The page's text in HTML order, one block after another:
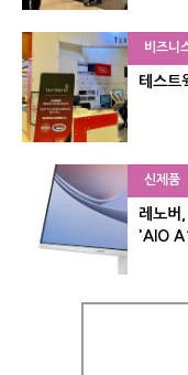
비즈니
테스트
신제품
레노버
'AIO